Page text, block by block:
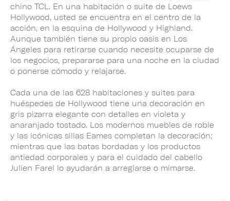
chino TCL. En una habitación o suite de Loews
Hollywood, usted se encuentra en el centro de la
acción, en la esquina de Hollywood y Highland.
Aunque también tiene su propio oasis en Los
Ángeles para retirarse cuando necesite ocuparse de
los negocios, prepararse para una noche en la ciudad
o ponerse cómodo y relajarse.
Cada una de las 628 habitaciones y suites para
huéspedes de Hollywood tiene una decoración en
gris pizarra elegante con detalles en violeta y
anaranjado tostado. Los modernos muebles de roble
y las icónicas sillas Eames completan la decoración;
mientras que las batas bordadas y los productos
antiedad corporales y para el cuidado del cabello
Julien Farel lo ayudarán a arreglarse o mimarse.